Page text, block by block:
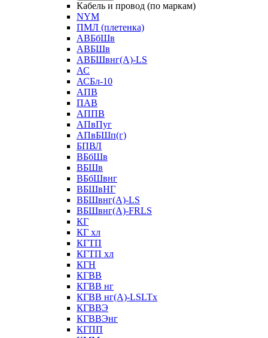
Кабель и провод (по маркам)
NYM
ПМЛ (плетенка)
АВБбШв
АВБШв
АВБШвнг(А)-LS
АС
АСБл-10
АПВ
ПАВ
АППВ
АПвПуг
АПвБШп(г)
БПВЛ
ВБбШв
ВБШв
ВБбШвнг
ВБШвНГ
ВБШвнг(А)-LS
ВБШвнг(А)-FRLS
КГ
КГ хл
КГТП
КГТП хл
КГН
КГВВ
КГВВ нг
КГВВ нг(А)-LSLTx
КГВВЭ
КГВВЭнг
КГПП